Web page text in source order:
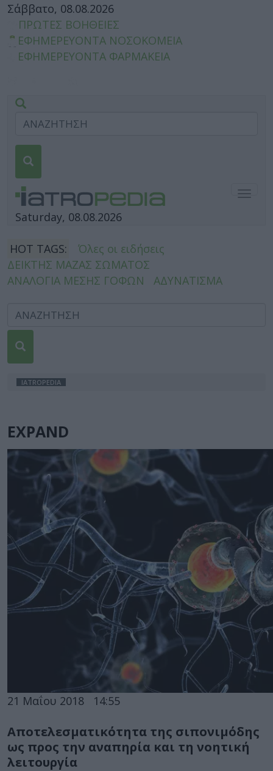
Σάββατο, 08.08.2026
ΠΡΩΤΕΣ ΒΟΗΘΕΙΕΣ
ΕΦΗΜΕΡΕΥΟΝΤΑ ΝΟΣΟΚΟΜΕΙΑ
ΕΦΗΜΕΡΕΥΟΝΤΑ ΦΑΡΜΑΚΕΙΑ
Saturday, 08.08.2026
HOT TAGS:
Όλες οι ειδήσεις
ΔΕΙΚΤΗΣ ΜΑΖΑΣ ΣΩΜΑΤΟΣ
ΑΝΑΛΟΓΙΑ ΜΕΣΗΣ ΓΟΦΩΝ
ΑΔΥΝΑΤΙΣΜΑ
IATROPEDIA
EXPAND
21 Μαΐου 2018 14:55
Αποτελεσματικότητα της σιπονιμόδης
ως προς την αναπηρία και τη νοητική
λειτουργία